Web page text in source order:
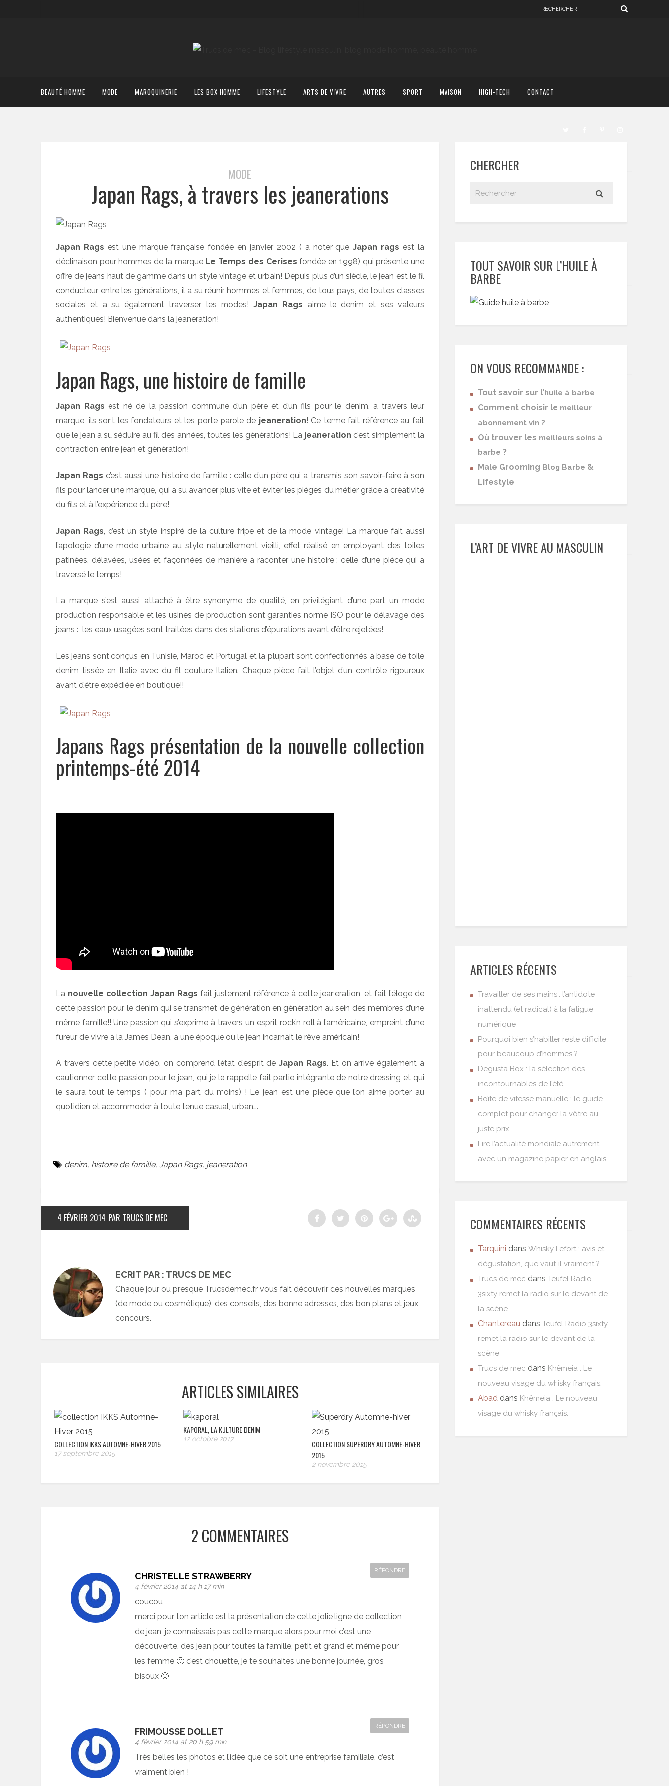
BEAUTÉ HOMME MODE MAROQUINERIE LES BOX HOMME LIFESTYLE ARTS DE VIVRE AUTRES SPORT MAISON HIGH-TECH CONTACT
MODE
Japan Rags, à travers les jeanerations
Japan Rags est une marque française fondée en janvier 2002 ( a noter queJapan rags est la
déclinaison pour hommes de la marque Le Temps des Cerises fondée en 1998) qui présente une
offre de jeans haut de gamme dans un style vintage et urbain! Depuis plus d’un siècle, le jean est le fil
conducteur entre les générations, il a su réunir hommes et femmes, de tous pays, de toutes classes
sociales et a su également traverser les modes!Japan Rags aime le denim et ses valeurs
authentiques! Bienvenue dans la jeaneration!
Japan Rags, une histoire de famille
Japan Rags est né de la passion commune d’un père et d’un fils pour le denim, a travers leur
marque, ils sont les fondateurs et les porte parole de jeaneration! Ce terme fait référence au fait
que le jean a su séduire au fil des années, toutes les générations! La jeaneration c’est simplement la
contraction entre jean et génération!
Japan Rags c’est aussi une histoire de famille : celle d’un père qui a transmis son savoir-faire à son
fils pour lancer une marque, qui a su avancer plus vite et éviter les pièges du métier grâce à créativité
du fils et à l’expérience du père!
Japan Rags, c’est un style inspiré de la culture fripe et de la mode vintage! La marque fait aussi
l’apologie d’une mode urbaine au style naturellement vieilli, effet réalisé en employant des toiles
patinées, délavées, usées et façonnées de manière à raconter une histoire : celle d’une pièce qui a
traversé le temps!
La marque s’est aussi attaché à être synonyme de qualité, en privilégiant d’une part un mode
production responsable et les usines de production sont garanties norme ISO pour le délavage des
jeans : les eaux usagées sont traitées dans des stations d’épurations avant d’être rejetées!
Les jeans sont conçus en Tunisie, Maroc et Portugal et la plupart sont confectionnés à base de toile
denim tissée en Italie avec du fil couture Italien. Chaque pièce fait l’objet d’un contrôle rigoureux
avant d’être expédiée en boutique!!
Japans Rags présentation de la nouvelle collection
printemps-été 2014
La nouvelle collection Japan Rags fait justement référence à cette jeaneration, et fait l’éloge de
cette passion pour le denim qui se transmet de génération en génération au sein des membres d’une
même famille!! Une passion qui s’exprime à travers un esprit rock’n roll à l’américaine, empreint d’une
fureur de vivre à la James Dean, à une époque où le jean incarnait le rêve américain!
A travers cette petite vidéo, on comprend l’état d’esprit deJapan Rags. Et on arrive également à
cautionner cette passion pour le jean, qui je le rappelle fait partie intégrante de notre dressing et qui
le saura tout le temps ( pour ma part du moins) ! Le jean est une pièce que l’on aime porter au
quotidien et accommoder à toute tenue casual, urban….
denim, histoire de famille, Japan Rags, jeaneration
4 FÉVRIER 2014 PAR TRUCS DE MEC
ECRIT PAR : TRUCS DE MEC
Chaque jour ou presque Trucsdemec.fr vous fait découvrir des nouvelles marques
(de mode ou cosmétique), des conseils, des bonne adresses, des bon plans et jeux
concours.
ARTICLES SIMILAIRES
COLLECTION IKKS AUTOMNE-HIVER 2015
17 septembre 2015
KAPORAL, LA KULTURE DENIM
12 octobre 2017
COLLECTION SUPERDRY AUTOMNE-HIVER
2015
2 novembre 2015
2 COMMENTAIRES
CHRISTELLE STRAWBERRY
4 février 2014 at 14 h 17 min
RÉPONDRE
coucou
merci pour ton article est la présentation de cette jolie ligne de collection
de jean, je connaissais pas cette marque alors pour moi c’est une
découverte, des jean pour toutes la famille, petit et grand et même pour
les femme 🙂 c’est chouette, je te souhaites une bonne journée, gros
bisoux 🙂
FRIMOUSSE DOLLET
4 février 2014 at 20 h 59 min
RÉPONDRE
Très belles les photos et l’idée que ce soit une entreprise familiale, c’est
vraiment bien !
CHERCHER
TOUT SAVOIR SUR L’HUILE À
BARBE
ON VOUS RECOMMANDE :
Tout savoir sur l’huile à barbe
Comment choisir le meilleur
abonnement vin ?
Où trouver les meilleurs soins à
barbe ?
Male Grooming Blog Barbe &
Lifestyle
L’ART DE VIVRE AU MASCULIN
ARTICLES RÉCENTS
Travailler de ses mains : l’antidote
inattendu (et radical) à la fatigue
numérique
Pourquoi bien s’habiller reste difficile
pour beaucoup d’hommes ?
Degusta Box : la sélection des
incontournables de l’été
Boîte de vitesse manuelle : le guide
complet pour changer la vôtre au
juste prix
Lire l’actualité mondiale autrement
avec un magazine papier en anglais
COMMENTAIRES RÉCENTS
Tarquini dans Whisky Lefort : avis et
dégustation, que vaut-il vraiment ?
Trucs de mec dans Teufel Radio
3sixty remet la radio sur le devant de
la scène
Chantereau dans Teufel Radio 3sixty
remet la radio sur le devant de la
scène
Trucs de mec dans Khêmeia : Le
nouveau visage du whisky français.
Abad dans Khêmeia : Le nouveau
visage du whisky français.